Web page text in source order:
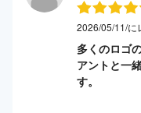
2026/05/11/に
多くのロゴ
アントと一
す。